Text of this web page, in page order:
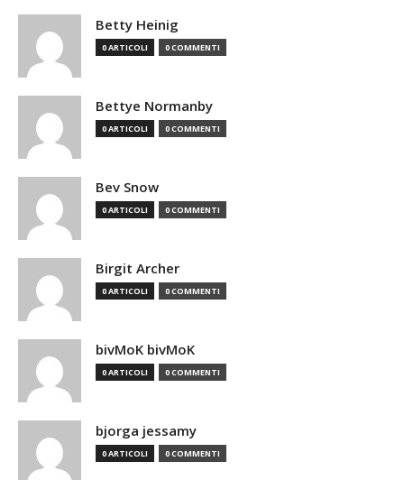
Betty Heinig
0 ARTICOLI 0 COMMENTI
Bettye Normanby
0 ARTICOLI 0 COMMENTI
Bev Snow
0 ARTICOLI 0 COMMENTI
Birgit Archer
0 ARTICOLI 0 COMMENTI
bivMoK bivMoK
0 ARTICOLI 0 COMMENTI
bjorga jessamy
0 ARTICOLI 0 COMMENTI